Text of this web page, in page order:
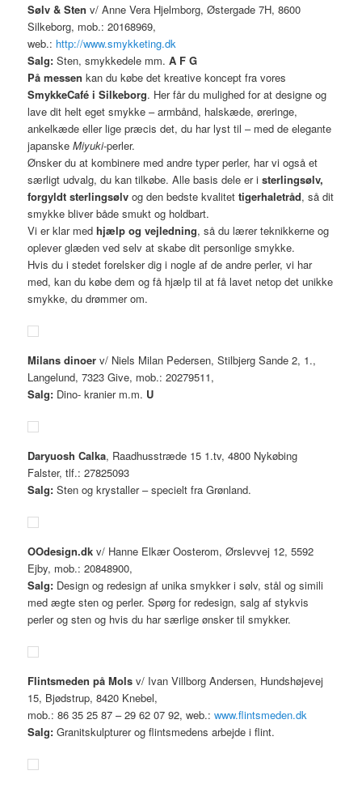
Sølv & Sten v/ Anne Vera Hjelmborg, Østergade 7H, 8600
Silkeborg, mob.: 20168969,
web.: http://www.smykketing.dk
Salg: Sten, smykkedele mm.A F G
På messen kan du købe det kreative koncept fra vores
SmykkeCafé i Silkeborg. Her får du mulighed for at designe og
lave dit helt eget smykke – armbånd, halskæde, øreringe,
ankelkæde eller lige præcis det, du har lyst til – med de elegante
japanskeMiyuki-perler.
Ønsker du at kombinere med andre typer perler, har vi også et
særligt udvalg, du kan tilkøbe. Alle basis dele er isterlingsølv,
forgyldt sterlingsølv og den bedste kvalitettigerhaletråd, så dit
smykke bliver både smukt og holdbart.
Vi er klar medhjælp og vejledning, så du lærer teknikkerne og
oplever glæden ved selv at skabe dit personlige smykke.
Hvis du i stedet forelsker dig i nogle af de andre perler, vi har
med, kan du købe dem og få hjælp til at få lavet netop det unikke
smykke, du drømmer om.
Milans dinoer v/ Niels Milan Pedersen, Stilbjerg Sande 2, 1.,
Langelund, 7323 Give, mob.: 20279511,
Salg: Dino- kranier m.m. U
Daryuosh Calka, Raadhusstræde 15 1.tv, 4800 Nykøbing
Falster, tlf.: 27825093
Salg: Sten og krystaller – specielt fra Grønland.
OOdesign.dk v/ Hanne Elkær Oosterom, Ørslevvej 12, 5592
Ejby, mob.: 20848900,
Salg: Design og redesign af unika smykker i sølv, stål og simili
med ægte sten og perler. Spørg for redesign, salg af stykvis
perler og sten og hvis du har særlige ønsker til smykker.
Flintsmeden på Mols v/ Ivan Villborg Andersen, Hundshøjevej
15, Bjødstrup, 8420 Knebel,
mob.: 86 35 25 87 – 29 62 07 92, web.:www.flintsmeden.dk
Salg: Granitskulpturer og flintsmedens arbejde i flint.